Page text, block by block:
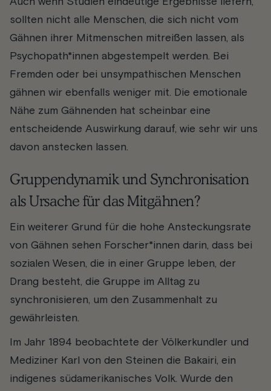
sollten nicht alle Menschen, die sich nicht vom
Gähnen ihrer Mitmenschen mitreißen lassen, als
Psychopath*innen abgestempelt werden. Bei
Fremden oder bei unsympathischen Menschen
gähnen wir ebenfalls weniger mit. Die emotionale
Nähe zum Gähnenden hat scheinbar eine
entscheidende Auswirkung darauf, wie sehr wir uns
davon anstecken lassen.
Gruppendynamik und Synchronisation
als Ursache für das Mitgähnen?
Ein weiterer Grund für die hohe Ansteckungsrate
von Gähnen sehen Forscher*innen darin, dass bei
sozialen Wesen, die in einer Gruppe leben, der
Drang besteht, die Gruppe im Alltag zu
synchronisieren, um den Zusammenhalt zu
gewährleisten.
Im Jahr 1894 beobachtete der Völkerkundler und
Mediziner Karl von den Steinen die Bakairi, ein
indigenes südamerikanisches Volk. Wurde den